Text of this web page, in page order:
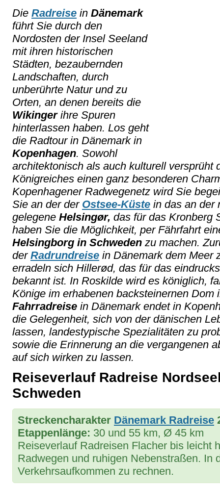
Die Radreise in Dänemark
führt Sie durch den
Nordosten der Insel Seeland
mit ihren historischen
Städten, bezaubernden
Landschaften, durch
unberührte Natur und zu
Orten, an denen bereits die
Wikingerihre Spuren
hinterlassen haben. Los geht
die Radtour in Dänemark in
Kopenhagen. Sowohl
architektonisch als auch kulturell versprüht
Königreiches einen ganz besonderen
Kopenhagener Radwegenetz wird Sie
Sie an der der Ostsee-Küste in das an der
gelegene Helsingør, das für das Kronberg
haben Sie die Möglichkeit, per Fährfahrt
Helsingborg in Schweden zu machen.
der Radrundreise in Dänemark dem Meer
erradeln sich Hillerød, das für das
bekannt ist. In Roskilde wird es königlich,
Könige im erhabenen backsteinernen Dom
Fahrradreise in Dänemark endet in
die Gelegenheit, sich von der dänischen
lassen, landestypische Spezialitäten zu
sowie die Erinnerung an die vergangenen
auf sich wirken zu lassen.
Reiseverlauf Radreise
Schweden
Streckencharakter Dänemark Radreise
Etappenlänge: 30 und 55 km, Ø 45 km
Reiseverlauf Radreisen Flacher bis leicht
Radwegen und ruhigen Nebenstraßen. In
Verkehrsaufkommen zu rechnen.